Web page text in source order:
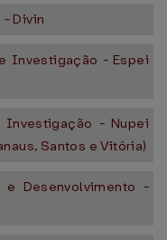
Divin
Investigação - Espei
Investigação - Nupei
Santos e Vitória)
Desenvolvimento -